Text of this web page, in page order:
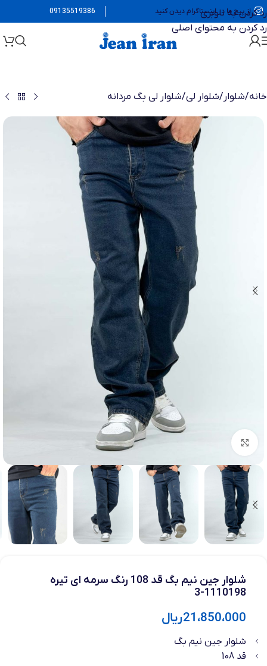
رد کردن به ناوبری
رد کردن به محتوای اصلی
از پیج ما در اینستاگرام دیدن کنید 09135519386
خانه/شلوار /شلوار لی/شلوار لی بگ مردانه
بزرگنمایی تصویر
شلوار جین نیم بگ قد 108 رنگ سرمه ای تیره
1110198-3
21،850،000ریال
شلوار جین نیم بگ
قد 108